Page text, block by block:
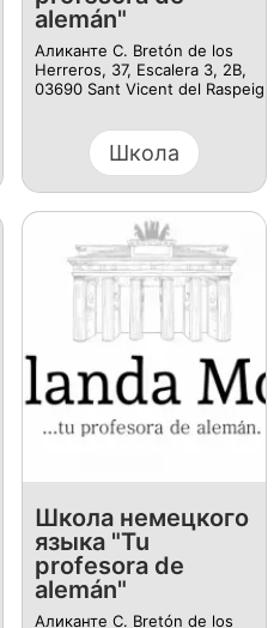
alemán"
Аликанте C. Bretón de los
Herreros, 37, Escalera 3, 2B,
03690 Sant Vicent del Raspeig
Школа
Школа немецкого
языка "Tu
profesora de
alemán"
Аликанте C. Bretón de los